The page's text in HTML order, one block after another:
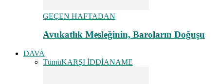
GEÇEN HAFTADAN
Avukatlık Mesleğinin, Baroların Doğuşu
DAVA
TümüKARŞI İDDİANAME